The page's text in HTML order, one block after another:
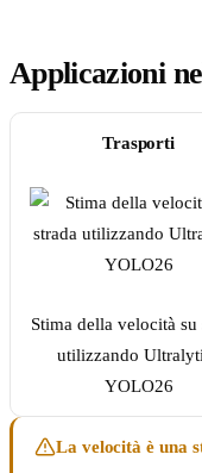
Applicazioni
Trasporti
Stima della velocità su
utilizzando
YOLO26
La velocità è una